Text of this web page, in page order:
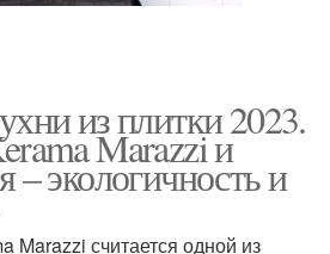
из плитки 2023.
Marazzi и
– экологичность и
Marazzi считается одной из